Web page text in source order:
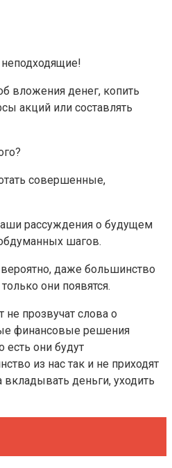
вложения денег, копить
акций или составлять
совершенные,
рассуждения о будущем
шагов.
даже большинство
они появятся.
не прозвучат слова о
финансовые решения
они будут
из нас так и не приходят
деньги, уходить